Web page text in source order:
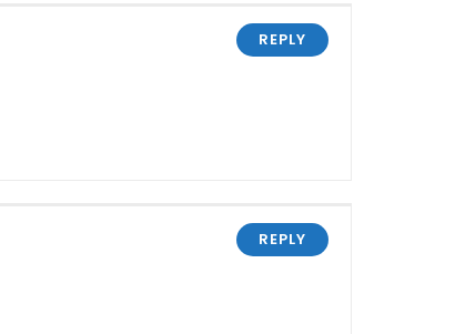
REPLY
REPLY